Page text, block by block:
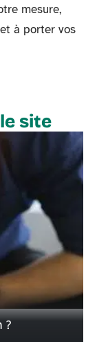
mesure,
à porter vos
site
?